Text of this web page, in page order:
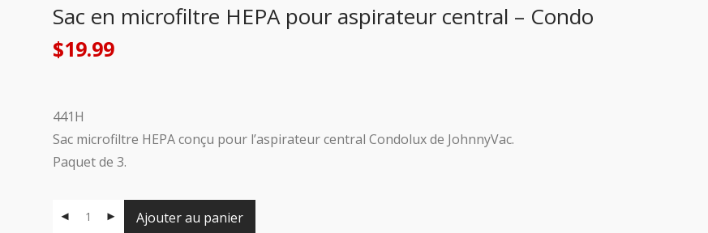
Sac en microfiltre HEPA pour aspirateur central – Condo
$19.99
441H
Sac microfiltre HEPA conçu pour l’aspirateur central Condolux de JohnnyVac.
Paquet de 3.
Ajouter au panier